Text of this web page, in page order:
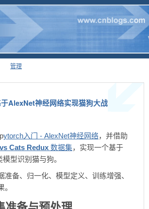
管理
AlexNet神经网络实现猫狗大战
ytorch入门 - AlexNet神经网络，并借助
Cats Redux 数据集，实现一个基于
型识别猫与狗。
准备、归一化、模型定义、训练增强、